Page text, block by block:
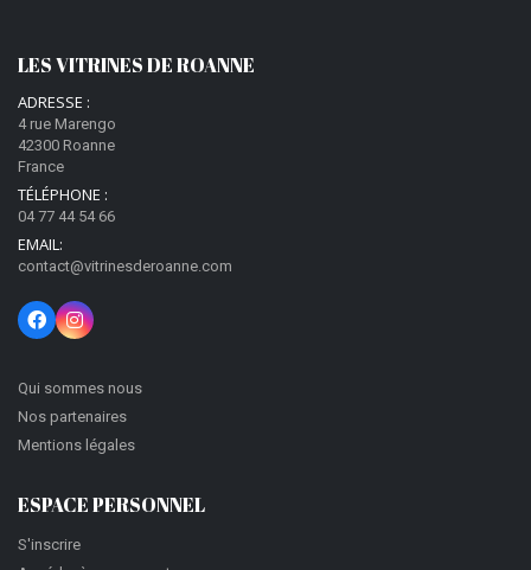
LES VITRINES DE ROANNE
ADRESSE :
4 rue Marengo
42300 Roanne
France
TÉLÉPHONE :
04 77 44 54 66
EMAIL:
contact@vitrinesderoanne.com
Qui sommes nous
Nos partenaires
Mentions légales
ESPACE PERSONNEL
S'inscrire